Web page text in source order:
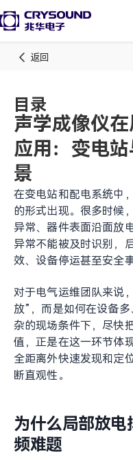
返回
目录
声学成像仪
应用：变电
景
在变电站和配电系统中
的形式出现。很多时候
异常、器件表面沿面放
异常不能被及时识别，
效、设备停运甚至安全事
对于电气运维团队来说
放”，而是如何在设备
杂的现场条件下，尽快
值，正是在这一环节体
全距离外快速发现和定
断直观性。
为什么局部放
频难题
兆华电子技术支持
技术支持专员